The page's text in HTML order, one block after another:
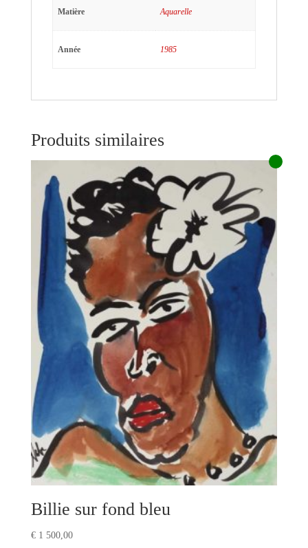
Matière Aquarelle
Année 1985
Produits similaires
Billie sur fond bleu
€1 500,00